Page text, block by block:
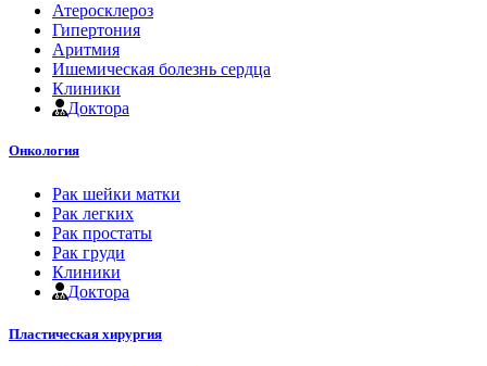
Атеросклероз
Гипертония
Аритмия
Ишемическая болезнь сердца
Клиники
Доктора
Онкология
Рак шейки матки
Рак легких
Рак простаты
Рак груди
Клиники
Доктора
Пластическая хирургия